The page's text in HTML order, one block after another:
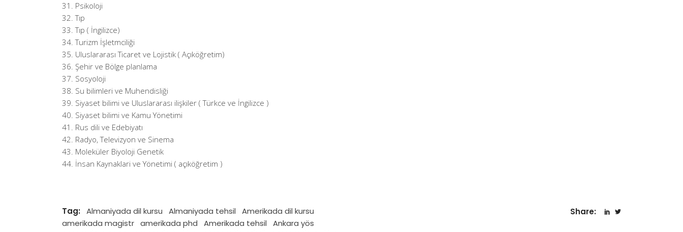
Psikoloji
Tıp
Tıp ( İngilizce)
Turizm İşletmciliği
Uluslararası Ticaret ve Lojistik ( Açıköğretim)
Şehir ve Bölge planlama
Sosyoloji
Su bilimleri ve Muhendisliği
Siyaset bilimi ve Uluslararası ilişkiler ( Türkce ve İngilizce )
Siyaset bilimi ve Kamu Yönetimi
Rus dili ve Edebiyatı
Radyo, Televizyon ve Sinema
Moleküler Biyoloji Genetik
İnsan Kaynaklari ve Yönetimi ( açıköğretim )
Tag: Almaniyada dil kursu Almaniyada tehsil
Amerikada dil kursu
amerikada magistr amerikada phd Amerikada tehsil
Ankara yös
Share: